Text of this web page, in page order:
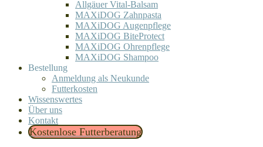
Allgäuer Vital-Balsam
MAXiDOG Zahnpasta
MAXiDOG Augenpflege
MAXiDOG BiteProtect
MAXiDOG Ohrenpflege
MAXiDOG Shampoo
Bestellung
Anmeldung als Neukunde
Futterkosten
Wissenswertes
Über uns
Kontakt
Kostenlose Futterberatung